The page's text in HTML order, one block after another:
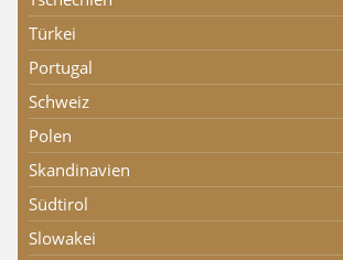
Türkei
Portugal
Schweiz
Polen
Skandinavien
Südtirol
Slowakei